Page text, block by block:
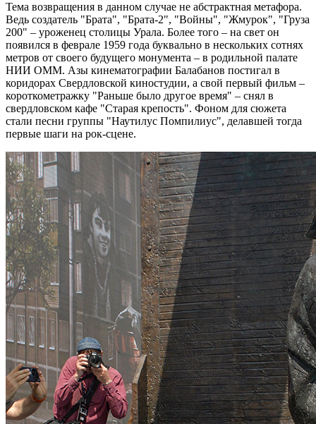
Тема возвращения в данном случае не абстрактная метафора.
Ведь создатель "Брата", "Брата-2", "Войны", "Жмурок", "Груза
200" – уроженец столицы Урала. Более того – на свет он
появился в феврале 1959 года буквально в нескольких сотнях
метров от своего будущего монумента – в родильной палате
НИИ ОММ. Азы кинематографии Балабанов постигал в
коридорах Свердловской киностудии, а свой первый фильм –
короткометражку "Раньше было другое время" – снял в
свердловском кафе "Старая крепость". Фоном для сюжета
стали песни группы "Наутилус Помпилиус", делавшей тогда
первые шаги на рок-сцене.